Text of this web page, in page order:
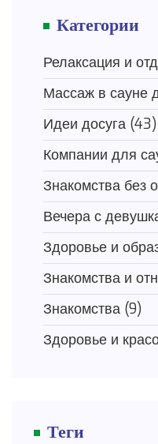
Категории
Релаксация и
Массаж в сауне
Идеи досуга (43)
Компании для
Знакомства без
Вечера с
Здоровье и
Знакомства и
Знакомства (9)
Здоровье и
Теги